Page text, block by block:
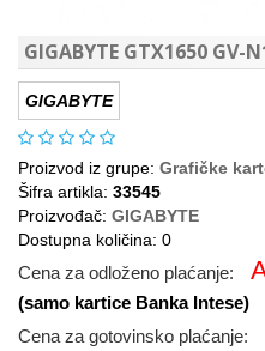
GIGABYTE GTX1650 GV-
GIGABYTE
Proizvod iz grupe: Grafičke
Šifra artikla: 33545
Proizvođač: GIGABYTE
Dostupna količina: 0
Cena za odloženo plaćanje:
(samo kartice Banka Intese)
Cena za gotovinsko plaćanje: